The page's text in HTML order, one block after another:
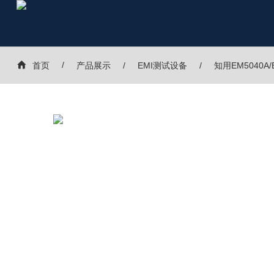
首页 产品展示 EMI测试设备 知用